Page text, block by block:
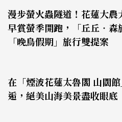
漫步螢火蟲隧道！花蓮大
早賞螢季開跑，「丘丘‧森
「晚鳥假期」旅行雙提案
在「煙波花蓮太魯閣 山闊
逅，絕美山海美景盡收眼底